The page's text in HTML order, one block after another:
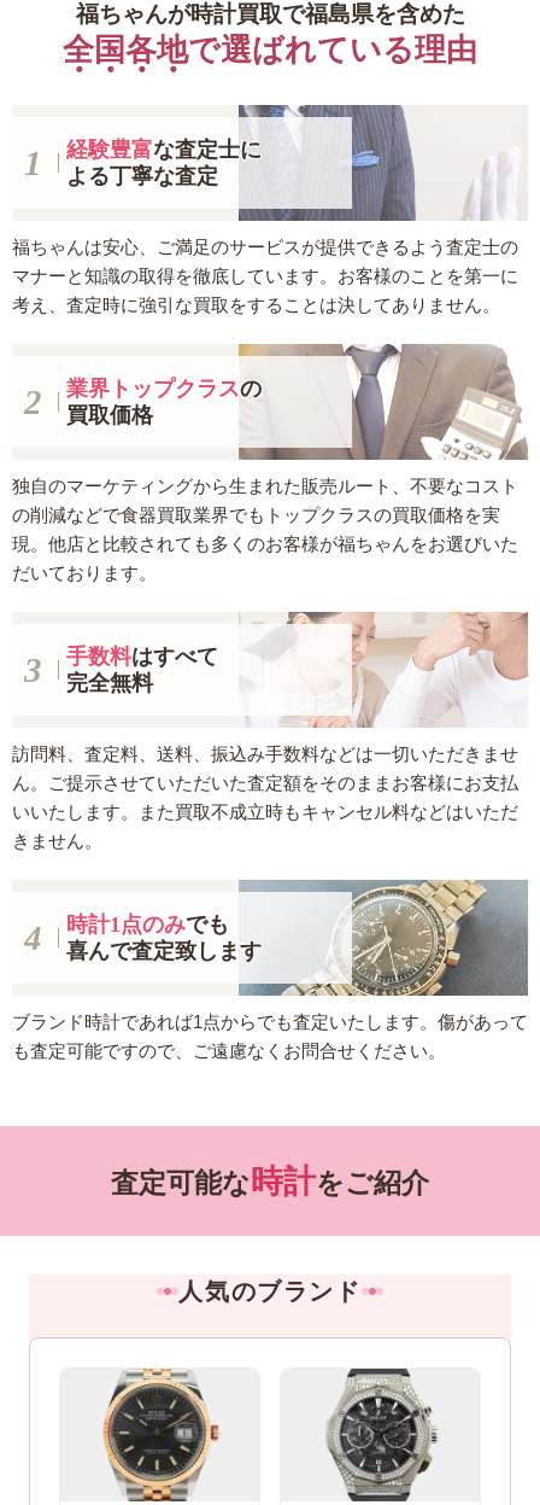
福ちゃんが時計買取で福島県を含めた
全国各地で選ばれている理由
経験豊富な査定士に
よる丁寧な査定
福ちゃんは安心、ご満足のサービスが提供できるよう査定士の
マナーと知識の取得を徹底しています。お客様のことを第一に
考え、査定時に強引な買取をすることは決してありません。
業界トップクラスの
買取価格
独自のマーケティングから生まれた販売ルート、不要なコスト
の削減などで食器買取業界でもトップクラスの買取価格を実
現。他店と比較されても多くのお客様が福ちゃんをお選びいた
だいております。
手数料はすべて
完全無料
訪問料、査定料、送料、振込み手数料などは一切いただきませ
ん。ご提示させていただいた査定額をそのままお客様にお支払
いいたします。また買取不成立時もキャンセル料などはいただ
きません。
時計1点のみでも
喜んで査定致します
ブランド時計であれば1点からでも査定いたします。傷があって
も査定可能ですので、ご遠慮なくお問合せください。
査定可能な 時計をご紹介
人気のブランド